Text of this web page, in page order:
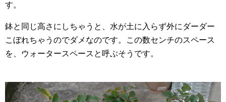
す。
鉢と同じ高さにしちゃうと、水が土に入らず外にダーダー
こぼれちゃうのでダメなのです。この数センチのスペース
を、ウォータースペースと呼ぶそうです。